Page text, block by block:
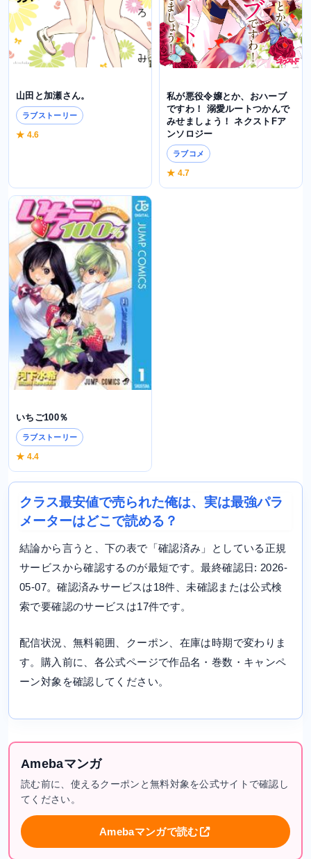
山田と加瀬さん。
ラブストーリー
★ 4.6
私が悪役令嬢とか、おハーブ
ですわ！ 溺愛ルートつかんで
みせましょう！ ネクストFア
ンソロジー
ラブコメ
★ 4.7
いちご100％
ラブストーリー
★ 4.4
クラス最安値で売られた俺は、実は最強パラ
メーターはどこで読める？
結論から言うと、下の表で「確認済み」としている正規
サービスから確認するのが最短です。最終確認日: 2026-
05-07。確認済みサービスは18件、未確認または公式検
索で要確認のサービスは17件です。
配信状況、無料範囲、クーポン、在庫は時期で変わりま
す。購入前に、各公式ページで作品名・巻数・キャンペ
ーン対象を確認してください。
Amebaマンガ
読む前に、使えるクーポンと無料対象を公式サイトで確認し
てください。
Amebaマンガで読む